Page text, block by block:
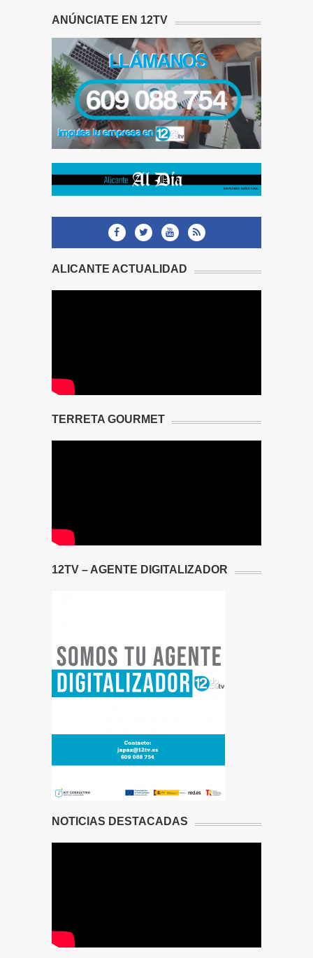
ANÚNCIATE EN 12TV
ALICANTE ACTUALIDAD
TERRETA GOURMET
12TV – AGENTE DIGITALIZADOR
NOTICIAS DESTACADAS